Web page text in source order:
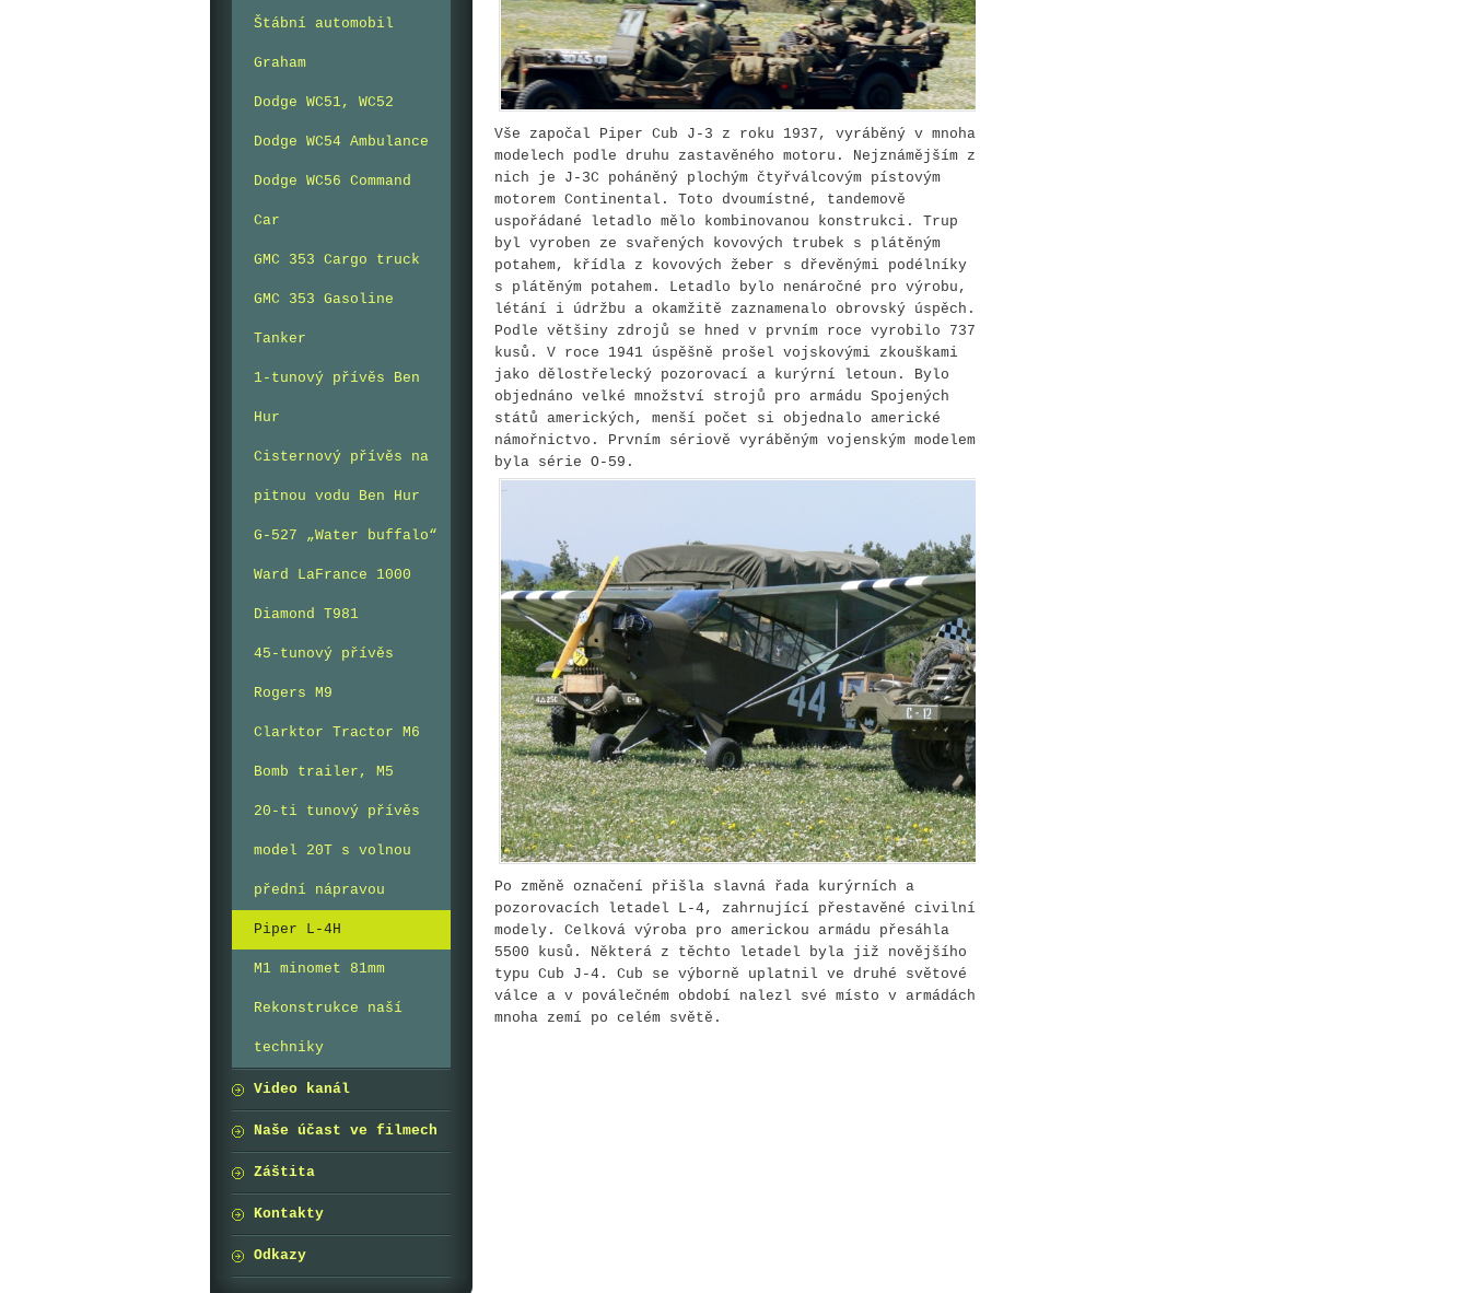
Vše započal Piper Cub J-3 z roku 1937, vyráběný v mnoha
modelech podle druhu zastavěného motoru. Nejznámějším z
nich je J-3C poháněný plochým čtyřválcovým pístovým
motorem Continental. Toto dvoumístné, tandemově
uspořádané letadlo mělo kombinovanou konstrukci. Trup
byl vyroben ze svařených kovových trubek s plátěným
potahem, křídla z kovových žeber s dřevěnými podélníky
s plátěným potahem. Letadlo bylo nenáročné pro výrobu,
létání i údržbu a okamžitě zaznamenalo obrovský úspěch.
Podle většiny zdrojů se hned v prvním roce vyrobilo 737
kusů. V roce 1941 úspěšně prošel vojskovými zkouškami
jako dělostřelecký pozorovací a kurýrní letoun. Bylo
objednáno velké množství strojů pro armádu Spojených
států amerických, menší počet si objednalo americké
námořnictvo. Prvním sériově vyráběným vojenským modelem
byla série O-59.
Po změně označení přišla slavná řada kurýrních a
pozorovacích letadel L-4, zahrnující přestavěné civilní
modely. Celková výroba pro americkou armádu přesáhla
5500 kusů. Některá z těchto letadel byla již novějšího
typu Cub J-4. Cub se výborně uplatnil ve druhé světové
válce a v poválečném období nalezl své místo v armádách
mnoha zemí po celém světě.
Štábní automobil
Graham
Dodge WC51, WC52
Dodge WC54 Ambulance
Dodge WC56 Command
Car
GMC 353 Cargo truck
GMC 353 Gasoline
Tanker
1-tunový přívěs Ben
Hur
Cisternový přívěs na
pitnou vodu Ben Hur
G-527 „Water buffalo“
Ward LaFrance 1000
Diamond T981
45-tunový přívěs
Rogers M9
Clarktor Tractor M6
Bomb trailer, M5
20-ti tunový přívěs
model 20T s volnou
přední nápravou
Piper L-4H
M1 minomet 81mm
Rekonstrukce naší
techniky
Video kanál
Naše účast ve filmech
Záštita
Kontakty
Odkazy